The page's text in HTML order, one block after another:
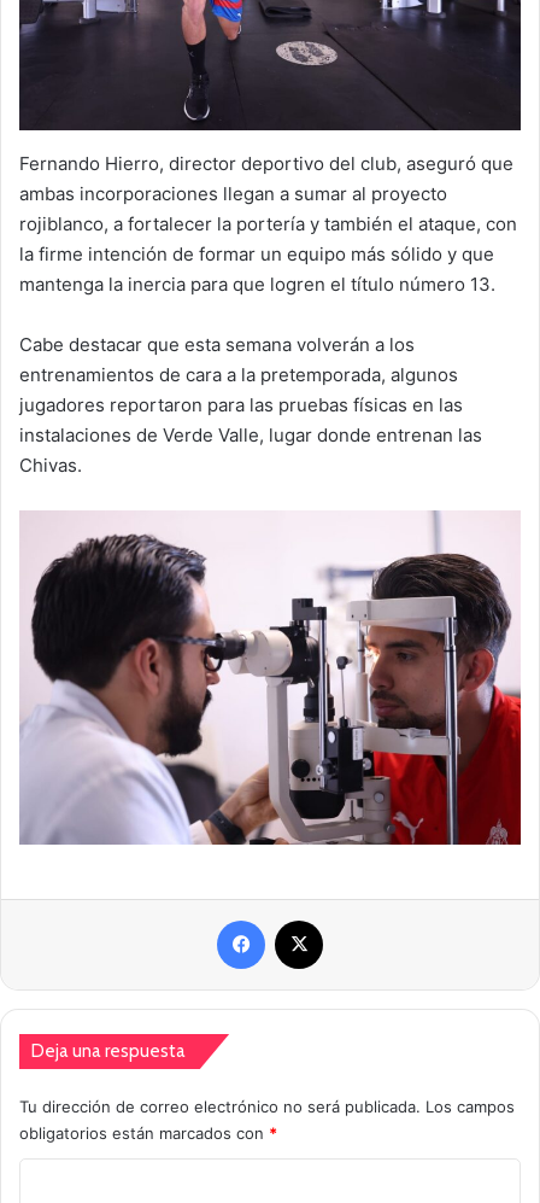
Fernando Hierro, director deportivo del club, aseguró que
ambas incorporaciones llegan a sumar al proyecto
rojiblanco, a fortalecer la portería y también el ataque, con
la firme intención de formar un equipo más sólido y que
mantenga la inercia para que logren el título número 13.
Cabe destacar que esta semana volverán a los
entrenamientos de cara a la pretemporada, algunos
jugadores reportaron para las pruebas físicas en las
instalaciones de Verde Valle, lugar donde entrenan las
Chivas.
Facebook
Deja una respuesta
Tu dirección de correo electrónico no será publicada. Los campos
obligatorios están marcados con *